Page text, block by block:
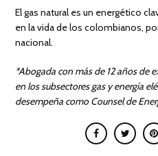
El gas natural es un energético
en la vida de los colombianos,
nacional.
*Abogada con más de 12 años de
en los subsectores gas y energía
desempeña como Counsel de